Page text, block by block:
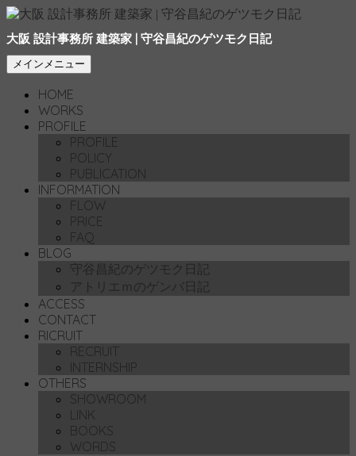
大阪 設計事務所 建築家 | 守谷昌紀のゲツモク日記
検
索
メインメニュー
へ
移
動
HOME
WORKS
PROFILE
PROFILE
POLICY
PUBLICATION
INFORMATION
FLOW
PRICE
FAQ
BLOG
守谷昌紀のゲツモク日記
アトリエｍのゲンバ日記
ACCESS
CONTACT
RICRUIT
RECRUIT
INTERNSHIP
OTHERS
SHOWROOM
LINK
BOOKS
WORDS